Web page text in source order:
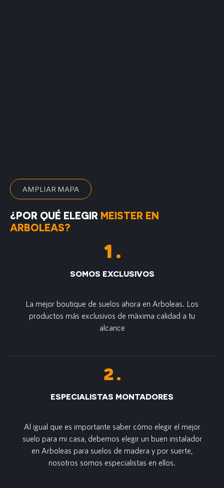
AMPLIAR MAPA
¿POR QUÉ ELEGIR MEISTER EN
ARBOLEAS?
SOMOS EXCLUSIVOS
La mejor boutique de suelos ahora en Arboleas. Los
productos más exclusivos de m´axima calidad a tu
alcance
ESPECIALISTAS MONTADORES
Al igual que es importante saber cómo elegir el mejor
suelo para mi casa, debemos elegir un buen instalador
en Arboleas para suelos de madera y por suerte,
nosotros somos especialistas en ellos.